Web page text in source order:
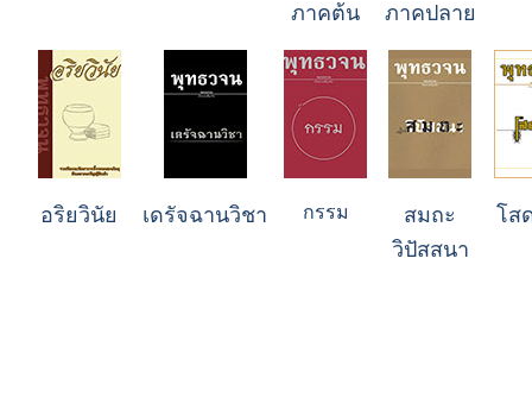
ภาคต้น
ภาคปลาย
อริยวินัย เดรัจฉานวิชา กรรม
สมถะ
วิปัสสนา
โส